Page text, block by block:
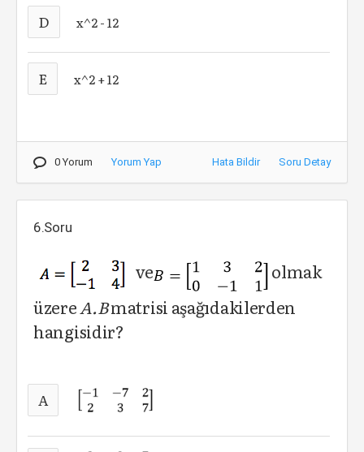
D x^2 - 12
E x^2 + 12
0 Yorum Yorum Yap Hata Bildir Soru Detay
6.Soru
ve
olmak
üzereA.Bmatrisi aşağıdakilerden
hangisidir?
A